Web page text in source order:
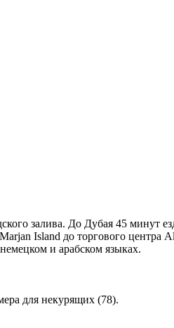
залива. До Дубая 45 минут
Island до торгового центра
и арабском языках.
для некурящих (78).